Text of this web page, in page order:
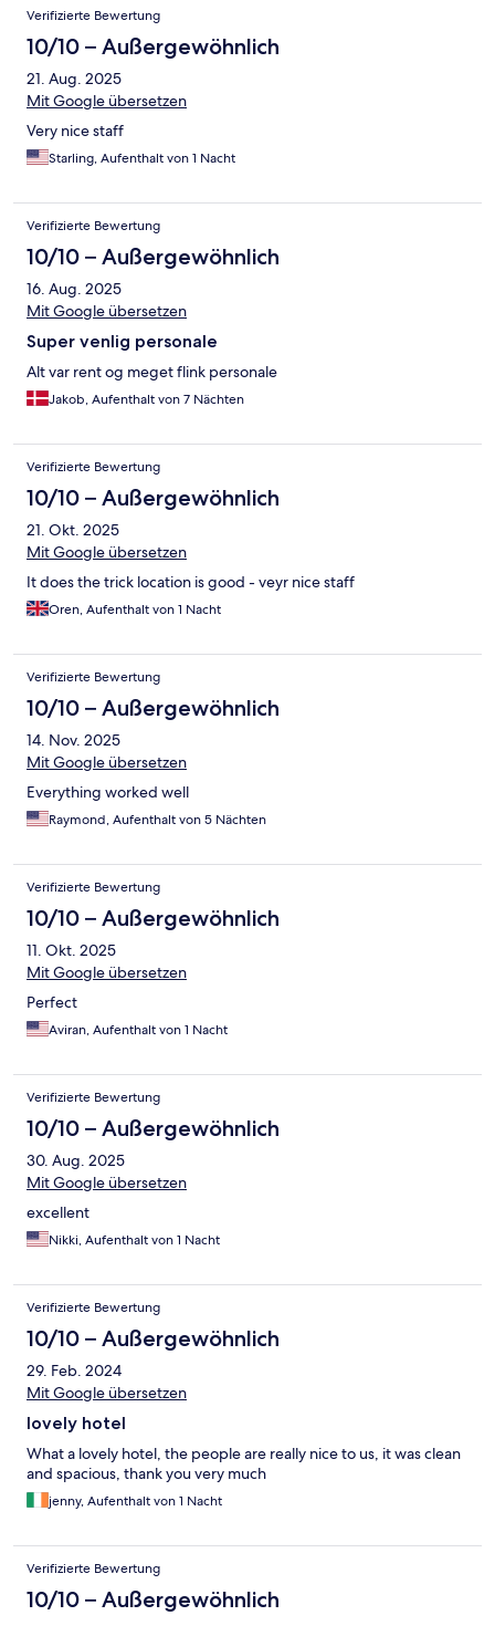
Verifizierte Bewertung
10/10 – Außergewöhnlich
21. Aug. 2025
Mit Google übersetzen
Very nice staff
Starling, Aufenthalt von 1 Nacht
Verifizierte Bewertung
10/10 – Außergewöhnlich
16. Aug. 2025
Mit Google übersetzen
Super venlig personale
Alt var rent og meget flink personale
Jakob, Aufenthalt von 7 Nächten
Verifizierte Bewertung
10/10 – Außergewöhnlich
21. Okt. 2025
Mit Google übersetzen
It does the trick location is good - veyr nice staff
Oren, Aufenthalt von 1 Nacht
Verifizierte Bewertung
10/10 – Außergewöhnlich
14. Nov. 2025
Mit Google übersetzen
Everything worked well
Raymond, Aufenthalt von 5 Nächten
Verifizierte Bewertung
10/10 – Außergewöhnlich
11. Okt. 2025
Mit Google übersetzen
Perfect
Aviran, Aufenthalt von 1 Nacht
Verifizierte Bewertung
10/10 – Außergewöhnlich
30. Aug. 2025
Mit Google übersetzen
excellent
Nikki, Aufenthalt von 1 Nacht
Verifizierte Bewertung
10/10 – Außergewöhnlich
29. Feb. 2024
Mit Google übersetzen
lovely hotel
What a lovely hotel, the people are really nice to us, it was clean
and spacious, thank you very much
jenny, Aufenthalt von 1 Nacht
Verifizierte Bewertung
10/10 – Außergewöhnlich